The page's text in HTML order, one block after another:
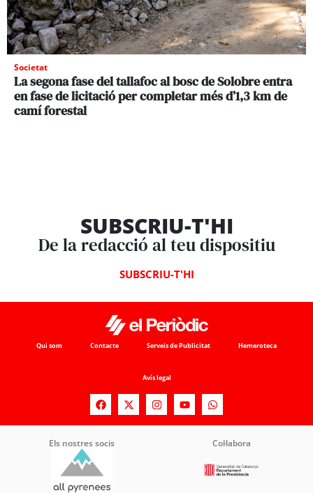
Societat
La segona fase del tallafoc al bosc de Solobre entra
en fase de licitació per completar més d’1,3 km de
camí forestal
SUBSCRIU-T'HI
De la redacció al teu dispositiu
SUBSCRIU-T'HI
Qui som Contacte Serveis de Publicitat Hemeroteca
Avís legal
Els nostres socis Col·labora